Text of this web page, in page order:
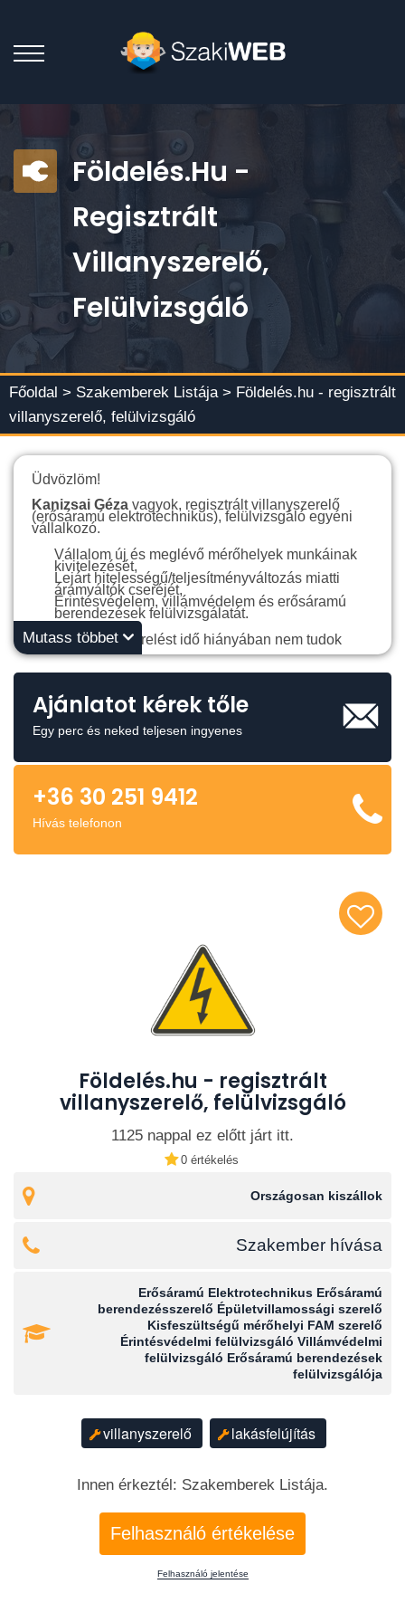
Földelés.hu -
Regisztrált
Villanyszerelő,
Felülvizsgáló
Főoldal > Szakemberek Listája > Földelés.hu - regisztrált
villanyszerelő, felülvizsgáló
Üdvözlöm!
Kanizsai Géza vagyok, regisztrált villanyszerelő
(erősáramú elektrotechnikus), felülvizsgáló egyéni
vállalkozó.
Vállalom új és meglévő mérőhelyek munkáinak
kivitelezését,
Lejárt hitelességű/teljesítményváltozás miatti
áramváltók cseréjét,
Érintésvédelem, villámvédelem és erősáramú
berendezések felülvizsgálatát.
Egyéb villanyszerelést idő hiányában nem tudok
vállalni.
Kérjük, tekintse meg bemutatkozó weboldalunkat
Utasi Róbertvagyok, villanyszerelő (erősáramú
elektrotechnikus) egyéni vállalkozó, munkatárs.
Mutass többet
Ajánlatot kérek tőle
Egy perc és neked teljesen ingyenes
+36 30 251 9412
Hívás telefonon
Földelés.hu - regisztrált
villanyszerelő, felülvizsgáló
1125 nappal ez előtt járt itt.
0 értékelés
Országosan kiszállok
Szakember hívása
Erősáramú Elektrotechnikus Erősáramú
berendezésszerelő Épületvillamossági szerelő
Kisfeszültségű mérőhelyi FAM szerelő
Érintésvédelmi felülvizsgáló Villámvédelmi
felülvizsgáló Erősáramú berendezések
felülvizsgálója
villanyszerelő lakásfelújítás
Innen érkeztél: Szakemberek Listája.
Felhasználó értékelése
Felhasználó jelentése